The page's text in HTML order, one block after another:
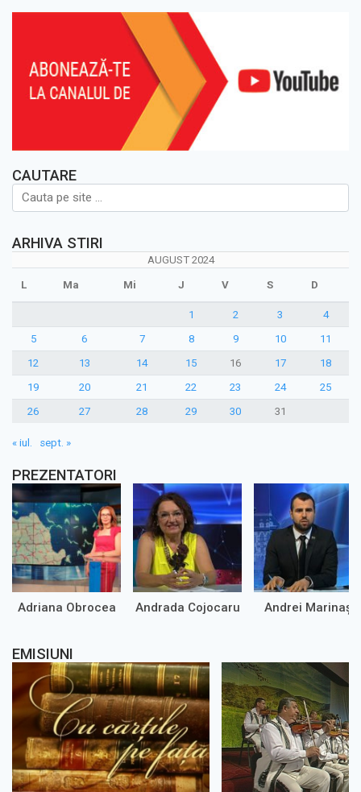
CAUTARE
ARHIVA STIRI
AUGUST 2024
L Ma Mi J V S D
1 2 3
4
5
6 7 8 9 10
11
12
13 14 15 16 17
18
19
20 21 22 23 24
25
26
27 28 29 30 31
« iul. sept. »
PREZENTATORI
Adriana Obrocea Andrada Cojocaru Andrei Marinaș
EMISIUNI